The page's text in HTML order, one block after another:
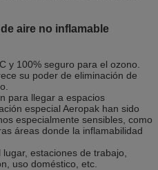
aire no inflamable
y 100% seguro para el ozono.
su poder de eliminación de
para llegar a espacios
especial Aeropak han sido
especialmente sensibles, como
áreas donde la inflamabilidad
estaciones de trabajo,
uso doméstico, etc.